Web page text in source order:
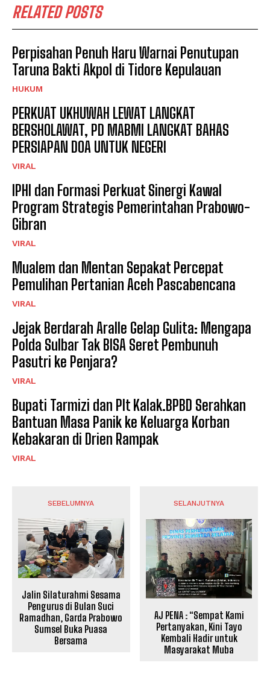
RELATED POSTS
Perpisahan Penuh Haru Warnai Penutupan
Taruna Bakti Akpol di Tidore Kepulauan
HUKUM
PERKUAT UKHUWAH LEWAT LANGKAT
BERSHOLAWAT, PD MABMI LANGKAT BAHAS
PERSIAPAN DOA UNTUK NEGERI
VIRAL
IPHI dan Formasi Perkuat Sinergi Kawal
Program Strategis Pemerintahan Prabowo-
Gibran
VIRAL
Mualem dan Mentan Sepakat Percepat
Pemulihan Pertanian Aceh Pascabencana
VIRAL
Jejak Berdarah Aralle Gelap Gulita: Mengapa
Polda Sulbar Tak BISA Seret Pembunuh
Pasutri ke Penjara?
VIRAL
Bupati Tarmizi dan Plt Kalak.BPBD Serahkan
Bantuan Masa Panik ke Keluarga Korban
Kebakaran di Drien Rampak
VIRAL
SEBELUMNYA
Jalin Silaturahmi Sesama
Pengurus di Bulan Suci
Ramadhan, Garda Prabowo
Sumsel Buka Puasa
Bersama
SELANJUTNYA
AJ PENA : “Sempat Kami
Pertanyakan, Kini Tayo
Kembali Hadir untuk
Masyarakat Muba